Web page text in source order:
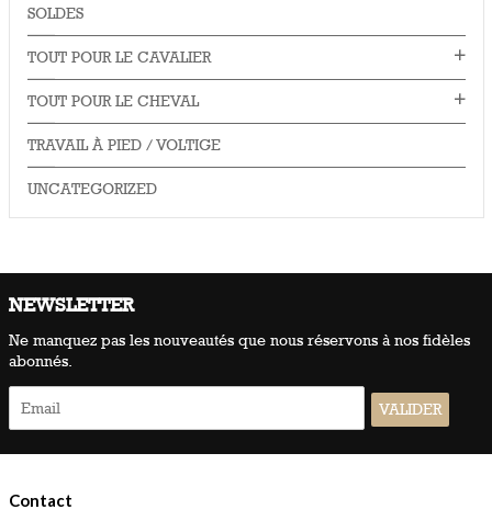
SOLDES
TOUT POUR LE CAVALIER
TOUT POUR LE CHEVAL
TRAVAIL À PIED / VOLTIGE
UNCATEGORIZED
NEWSLETTER
Ne manquez pas les nouveautés que nous réservons à nos fidèles
abonnés.
Contact